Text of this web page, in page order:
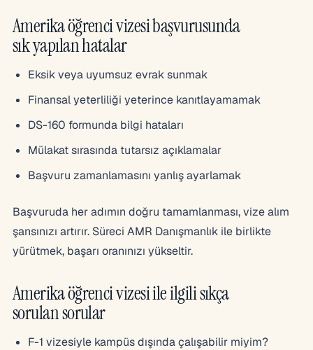
Amerika öğrenci vizesi başvurusunda
sık yapılan hatalar
Eksik veya uyumsuz evrak sunmak
Finansal yeterliliği yeterince kanıtlayamamak
DS-160 formunda bilgi hataları
Mülakat sırasında tutarsız açıklamalar
Başvuru zamanlamasını yanlış ayarlamak
Başvuruda her adımın doğru tamamlanması, vize alım
şansınızı artırır. Süreci AMR Danışmanlık ile birlikte
yürütmek, başarı oranınızı yükseltir.
Amerika öğrenci vizesi ile ilgili sıkça
sorulan sorular
F-1 vizesiyle kampüs dışında çalışabilir miyim?